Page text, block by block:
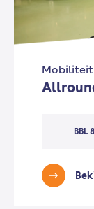
BBL